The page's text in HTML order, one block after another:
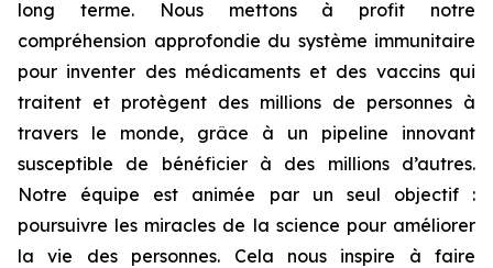
long terme. Nous mettons à profit notre
compréhension approfondie du système immunitaire
pour inventer des médicaments et des vaccins qui
traitent et protègent des millions de personnes à
travers le monde, grâce à un pipeline innovant
susceptible de bénéficier à des millions d’autres.
Notre équipe est animée par un seul objectif :
poursuivre les miracles de la science pour améliorer
la vie des personnes. Cela nous inspire à faire